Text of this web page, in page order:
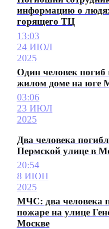
информацию о
горящего ТЦ
13:03
24 ИЮЛ
2025
Один человек
жилом доме на юге
03:06
23 ИЮЛ
2025
Два человека
Пермской улице в
20:54
8 ИЮН
2025
МЧС: два человека
пожаре на улице
Москве